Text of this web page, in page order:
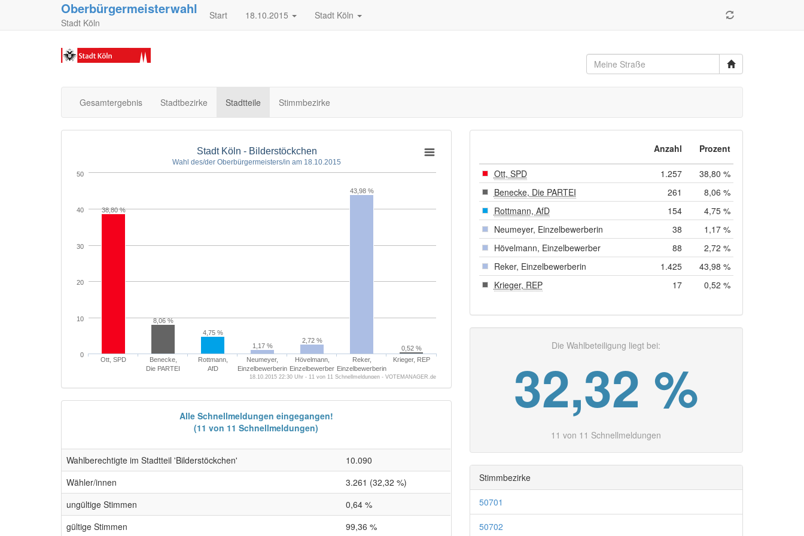
Oberbürgermeisterwahl
Stadt Köln
Start 18.10.2015 Stadt Köln
Gesamtergebnis Stadtbezirke Stadtteile Stimmbezirke
Stadt Köln - Bilderstöckchen
Wahl des/der Oberbürgermeisters/in am 18.10.2015
38,80 %
8,06 %
4,75 %
1,17 %
2,72 %
43,98 %
0,52 %
Ott, SPD
Benecke,
Die PARTEI
Rottmann,
AfD
Neumeyer,
Einzelbewerberin
Hövelmann,
Einzelbewerber
Reker,
Einzelbewerberin
Krieger, REP
0
10
20
30
40
50
18.10.2015 22:30 Uhr - 11 von 11 Schnellmeldungen - VOTEMANAGER.de
Alle Schnellmeldungen eingegangen!
(11 von 11 Schnellmeldungen)
Wahlberechtigte im Stadtteil 'Bilderstöckchen'
10.090
Wähler/innen
3.261 (32,32 %)
ungültige Stimmen
0,64 %
gültige Stimmen
99,36 %
Anzahl Prozent
Ott, SPD 1.257
38,80 %
Benecke, Die PARTEI
261
8,06 %
Rottmann, AfD
154
4,75 %
Neumeyer, Einzelbewerberin
38
1,17 %
Hövelmann, Einzelbewerber
88
2,72 %
Reker, Einzelbewerberin
1.425
43,98 %
Krieger, REP
17 0,52 %
Die Wahlbeteiligung liegt bei:
32,32 %
11 von 11 Schnellmeldungen
Stimmbezirke
50701
50702